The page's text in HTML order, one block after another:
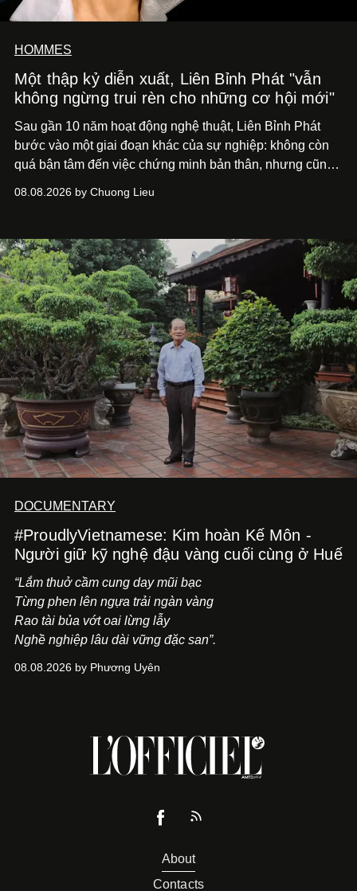
HOMMES
Một thập kỷ diễn xuất, Liên Bỉnh Phát "vẫn
không ngừng trui rèn cho những cơ hội mới"
Sau gần 10 năm hoạt động nghệ thuật, Liên Bỉnh Phát
bước vào một giai đoạn khác của sự nghiệp: không còn
quá bận tâm đến việc chứng minh bản thân, nhưng cũng
phim điện ảnh trong nửa đầu 2026 đến hành trình trở lại
bằng một tâm thế điềm tĩnh hơn. Anh tiếp tục học hỏi, trau
dồi và chờ đợi những vai diễn đủ sức đưa mình đến
những vùng đất mới. Ở tuổi ngoài 30, điều anh theo đuổi
không phải những đích đến quá lớn, mà là khả năng luôn
tiến về phía trước.
08.08.2026 by Chuong Lieu
DOCUMENTARY
#ProudlyVietnamese: Kim hoàn Kế Môn -
Người giữ kỹ nghệ đậu vàng cuối cùng ở Huế
“Lắm thuở cầm cung day mũi bạc
Từng phen lên ngựa trải ngàn vàng
Rao tài bủa vớt oai lừng lẫy
Nghề nghiệp lâu dài vững đặc san”.
08.08.2026 by Phương Uyên
About
Contacts